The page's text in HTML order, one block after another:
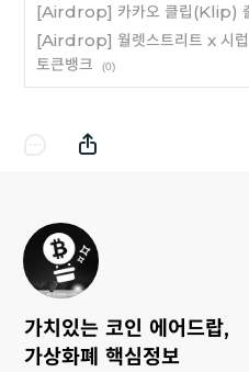
[Airdrop] 카카오 클립(Klip)
[Airdrop] 월렛스트리트 x 시럽
토큰뱅크
(0)
가치있는 코인 에어드랍,
가상화폐 핵심정보